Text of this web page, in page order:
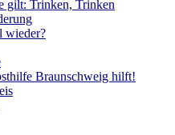
gilt: Trinken, Trinken
wieder?
Braunschweig hilft!